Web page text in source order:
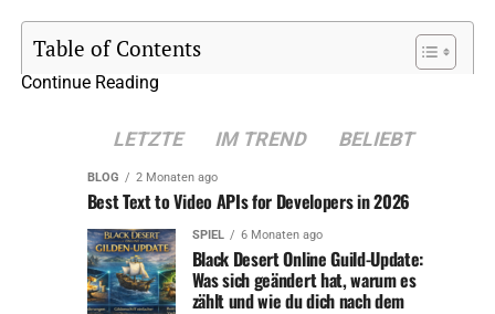
Table of Contents
schwerer Verlust
Der Einfluss auf die Zuschauer und die
Fangemeinde
Der Umgang mit dem Verlust im Produktionsteam
Die Bedeutung der Händler für den Erfolg von
Continue Reading
LETZTE IM TREND BELIEBT
BLOG 2 Monaten ago
Best Text to Video APIs for Developers in 2026
SPIEL 6 Monaten ago
Black Desert Online Guild-Update:
Was sich geändert hat, warum es
zählt und wie du dich nach dem